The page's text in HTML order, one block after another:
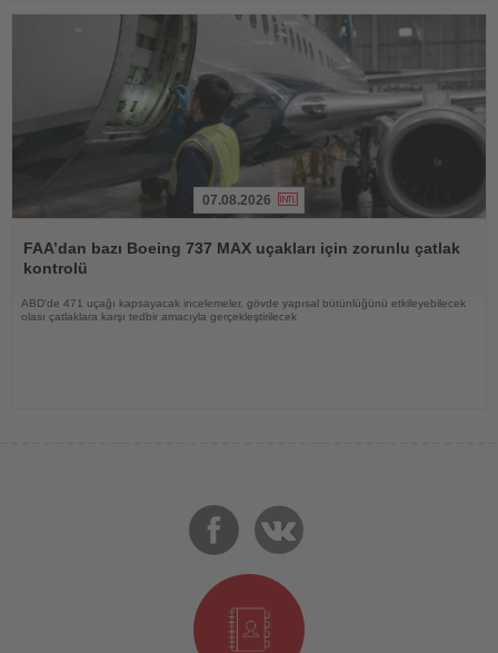
Oku
07.08.2026
FAA’dan bazı Boeing 737 MAX uçakları için zorunlu çatlak
kontrolü
ABD’de 471 uçağı kapsayacak incelemeler, gövde yapısal bütünlüğünü etkileyebilecek
olası çatlaklara karşı tedbir amacıyla gerçekleştirilecek